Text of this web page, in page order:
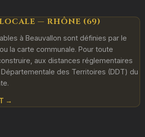
— RHÔNE (69)
à Beauvallon sont définies par le
la carte communale. Pour toute
aux distances réglementaires
des Territoires (DDT) du
→